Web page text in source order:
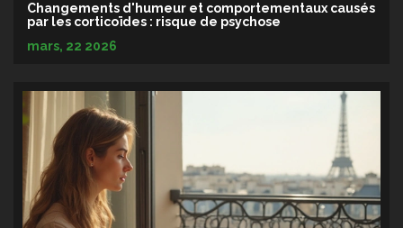
Changements d'humeur et comportementaux causés
par les corticoïdes : risque de psychose
mars, 22 2026